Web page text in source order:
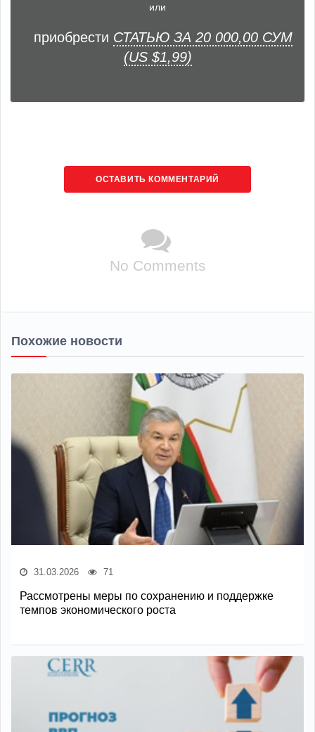
или
приобрести СТАТЬЮ ЗА 20 000,00 СУМ
(US $1,99)
ОСТАВИТЬ КОММЕНТАРИЙ
No Comments
Похожие новости
31.03.2026 71
Рассмотрены меры по сохранению и поддержке
темпов экономического роста